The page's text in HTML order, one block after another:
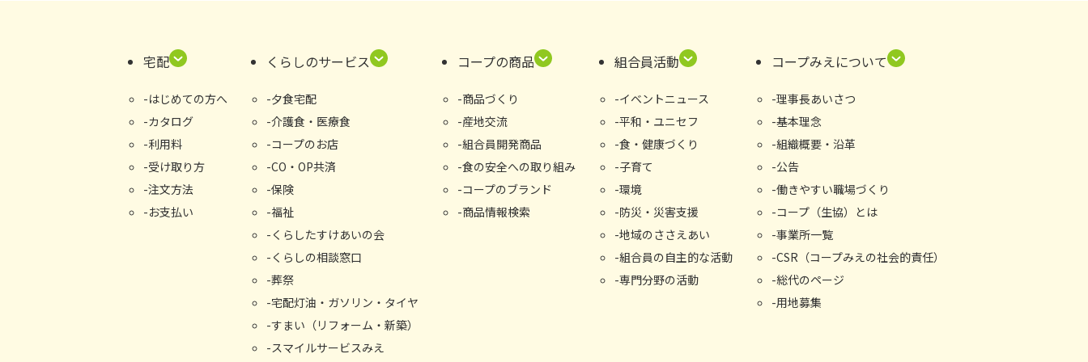
宅配
はじめての⽅へ
カタログ
利用料
受け取り⽅
注文方法
お支払い
くらしのサービス
夕食宅配
介護食・医療食
コープのお店
CO・OP共済
保険
福祉
くらしたすけあいの会
くらしの相談窓⼝
葬祭
宅配灯油・ガソリン・タイヤ
すまい（リフォーム・新築）
スマイルサービスみえ
コープの商品
商品づくり
産地交流
組合員開発商品
食の安全への取り組み
コープのブランド
商品情報検索
組合員活動
イベントニュース
平和・ユニセフ
食・健康づくり
子育て
環境
防災・災害支援
地域のささえあい
組合員の自主的な活動
専門分野の活動
コープみえについて
理事長あいさつ
基本理念
組織概要・沿⾰
公告
働きやすい職場づくり
コープ（生協）とは
事業所⼀覧
CSR（コープみえの社会的責任）
総代のページ
用地募集